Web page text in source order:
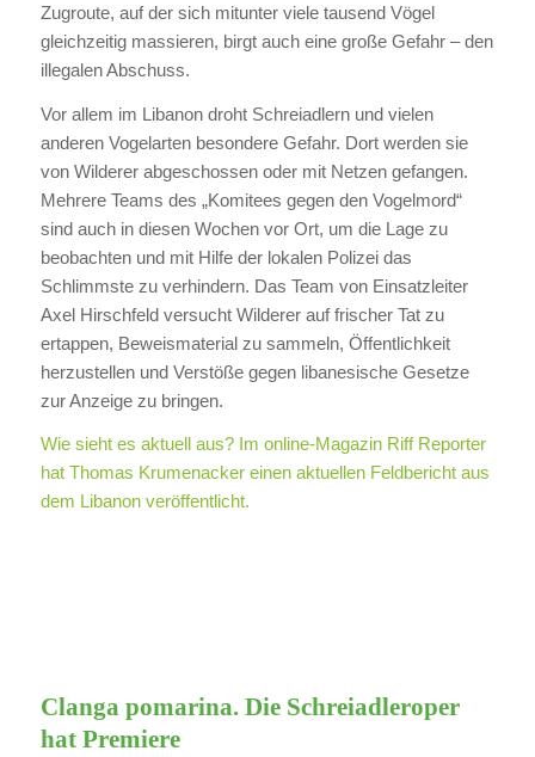
Zugroute, auf der sich mitunter viele tausend Vögel
gleichzeitig massieren, birgt auch eine große Gefahr – den
illegalen Abschuss.
Vor allem im Libanon droht Schreiadlern und vielen
anderen Vogelarten besondere Gefahr. Dort werden sie
von Wilderer abgeschossen oder mit Netzen gefangen.
Mehrere Teams des „Komitees gegen den Vogelmord“
sind auch in diesen Wochen vor Ort, um die Lage zu
beobachten und mit Hilfe der lokalen Polizei das
Schlimmste zu verhindern. Das Team von Einsatzleiter
Axel Hirschfeld versucht Wilderer auf frischer Tat zu
ertappen, Beweismaterial zu sammeln, Öffentlichkeit
herzustellen und Verstöße gegen libanesische Gesetze
zur Anzeige zu bringen.
Wie sieht es aktuell aus? Im online-Magazin Riff Reporter
hat Thomas Krumenacker einen aktuellen Feldbericht aus
dem Libanon veröffentlicht.
Clanga pomarina. Die Schreiadleroper
hat Premiere